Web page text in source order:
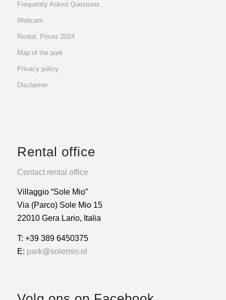
Frequently Asked Questions
Webcam
Rental; Prices 2024
Map of the park
Privacy policy
Disclaimer
Rental office
Contact rental office
Villaggio “Sole Mio”
Via (Parco) Sole Mio 15
22010 Gera Lario, Italia
T: +39 389 6450375
E: park@solemio.nl